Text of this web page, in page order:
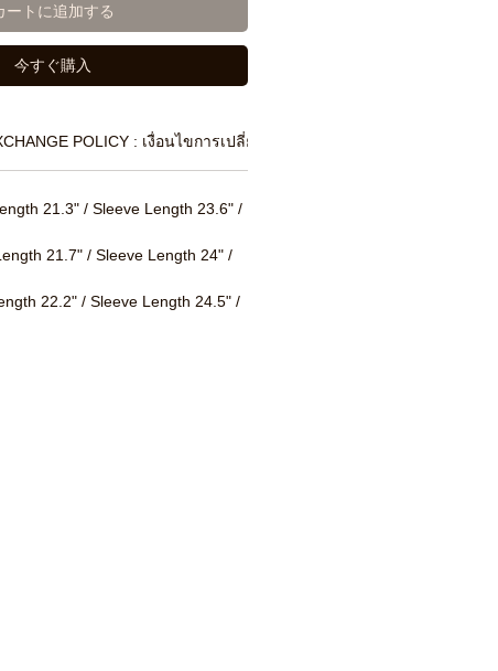
ートに追加する
今すぐ購入
POLICY : เงื่อนไขการเปลี่ยนสินค้า
21.3" / Sleeve Length 23.6" /
21.7" / Sleeve Length 24" /
22.2" / Sleeve Length 24.5" /